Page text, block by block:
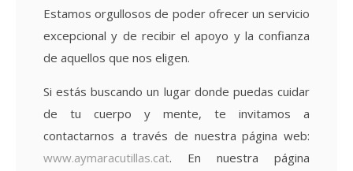
Estamos orgullosos de poder ofrecer un servicio
excepcional y de recibir el apoyo y la confianza
de aquellos que nos eligen.
Si estás buscando un lugar donde puedas cuidar
de tu cuerpo y mente, te invitamos a
contactarnos a través de nuestra página web:
www.aymaracutillas.cat. En nuestra página